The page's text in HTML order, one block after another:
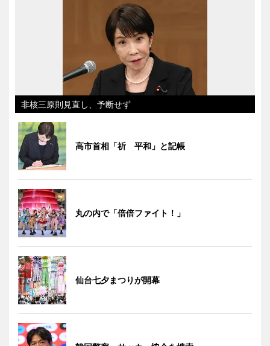
非核三原則見直し、予断せず
高市首相「祈 平和」と記帳
丸の内で「倍倍ファイト！」
仙台七夕まつりが開幕